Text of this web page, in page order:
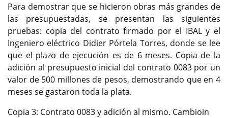
Para demostrar que se hicieron obras más grandes de
las presupuestadas, se presentan las siguientes
pruebas: copia del contrato firmado por el IBAL y el
Ingeniero eléctrico Didier Pórtela Torres, donde se lee
que el plazo de ejecución es de 6 meses. Copia de la
adición al presupuesto inicial del contrato 0083 por un
valor de 500 millones de pesos, demostrando que en 4
meses se gastaron toda la plata.
Copia 3: Contrato 0083 y adición al mismo. Cambioin